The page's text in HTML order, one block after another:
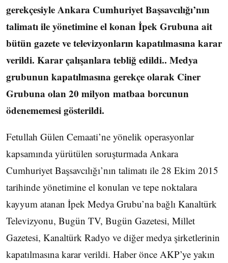
gerekçesiyle Ankara Cumhuriyet Başsavcılığı’nın
talimatı ile yönetimine el konan İpek Grubuna ait
bütün gazete ve televizyonların kapatılmasına karar
verildi. Karar çalışanlara tebliğ edildi.. Medya
grubunun kapatılmasına gerekçe olarak Ciner
Grubuna olan 20 milyon matbaa borcunun
ödenememesi gösterildi.
Fetullah Gülen Cemaati’ne yönelik operasyonlar
kapsamında yürütülen soruşturmada Ankara
Cumhuriyet Başsavcılığı’nın talimatı ile 28 Ekim 2015
tarihinde yönetimine el konulan ve tepe noktalara
kayyum atanan İpek Medya Grubu’na bağlı Kanaltürk
Televizyonu, Bugün TV, Bugün Gazetesi, Millet
Gazetesi, Kanaltürk Radyo ve diğer medya şirketlerinin
kapatılmasına karar verildi. Haber önce AKP’ye yakın